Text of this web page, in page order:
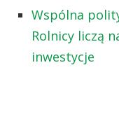
Wspólna
Rolnicy liczą
inwestycje